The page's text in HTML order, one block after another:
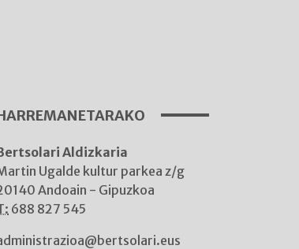
Aldizkaria
Ugalde kultur parkea z/g
Andoain - Gipuzkoa
688 827 545